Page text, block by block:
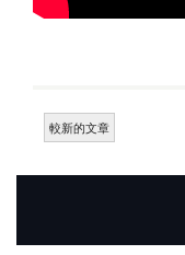
較新的文章